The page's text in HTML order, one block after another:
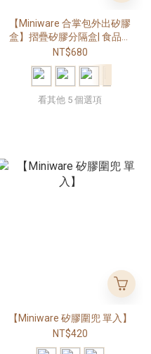
【Miniware 合掌包外出矽膠
盒】摺疊矽膠分隔盒| 食品級
矽膠| 外出餐盒| 寶寶副食品
盒|
NT$680
看其他 5 個選項
【Miniware 矽膠圍兜 單入】
NT$420